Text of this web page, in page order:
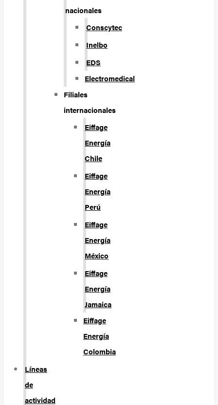
nacionales
Conscytec
Inelbo
EDS
Electromedical
Filiales
internacionales
Eiffage
Energía
Chile
Eiffage
Energía
Perú
Eiffage
Energía
México
Eiffage
Energía
Jamaica
Eiffage
Energía
Colombia
Líneas
de
actividad